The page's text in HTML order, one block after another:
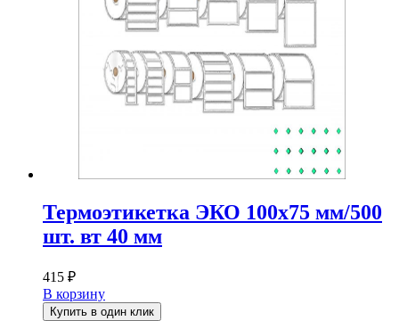
Термоэтикетка ЭКО 100х75 мм/500
шт. вт 40 мм
415 ₽
В корзину
Купить в один клик